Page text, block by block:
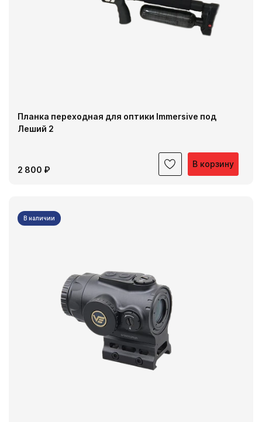
В корзину
Планка переходная для оптики Immersive под
Леший 2
2 800 ₽
В наличии